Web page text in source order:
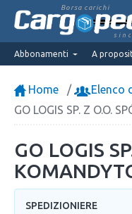
Borsa carichi
Abbonamenti A
Home
Elenco
GO LOGIS SP. Z O.O.
GO LOGIS
SPEDIZIONIERE